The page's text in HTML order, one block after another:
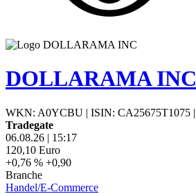
DOLLARAMA INC
WKN: A0YCBU | ISIN: CA25675T1075 |
Tradegate
06.08.26 | 15:17
120,10 Euro
+0,76 % +0,90
Branche
Handel/E-Commerce